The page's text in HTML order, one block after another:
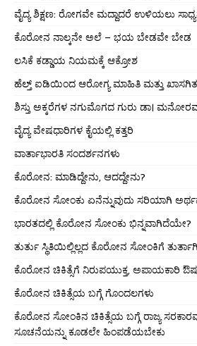
ವೈದ್ಯ ಶಿಕ್ಷಣ: ರೋಗವೇ ಮದ್ದಾದರೆ ಉಳಿಯಲು
ಕೊರೋನ ನಾಲ್ಕನೇ ಅಲೆ – ಭಯ ಬೇಡವೇ ಬೇಡ
ಲಸಿಕೆ ಕಡ್ಡಾಯ ನಿಯಮಕ್ಕೆ ಆಕ್ರೋಶ
ಹೆಲ್ತ್ ಐಡಿಯಿಂದ ಆರೋಗ್ಯ ಮಾಹಿತಿ ಮತ್ತು
ಶಿಸ್ತು ಅಕ್ಕರೆಗಳ ನಗುಮೊಗದ ಗುರು ಡಾ।
ವೈದ್ಯ ವೇಷಧಾರಿಗಳ ಕೈಯಲ್ಲಿ ಕತ್ತರಿ
ವಾರ್ತಾಭಾರತಿ ಸಂದರ್ಶನಗಳು
ಕೊರೋನ: ಮಾಡಿದ್ದೇನು, ಆದದ್ದೇನು?
ಕೊರೋನ ಸೋಂಕು ಏನೆನ್ನುವುದು ಸರಿಯಾಗಿ
ಭಾರತದಲ್ಲಿ ಕೊರೋನ ಸೋಂಕು ಭಿನ್ನವಾಗಿದೆಯೇ?
ತುರ್ತು ಸ್ಥಿತಿಯಿಲ್ಲಿಲ್ಲದ ಕೊರೋನ ಸೋಂಕಿಗೆ
ಕೊರೋನ ಚಿಕಿತ್ಸೆಗೆ ನಿರುಪಯುಕ್ತ, ಅಪಾಯಕಾರಿ
ಕೊರೋನ ಚಿಕಿತ್ಸೆಯ ಬಗ್ಗೆ ಗೊಂದಲಗಳು
ಕೊರೋನ ಸೋಂಕಿನ ಚಿಕಿತ್ಸೆಯ ಬಗ್ಗೆ ರಾಜ್ಯ
ಸೂಚನೆಯನ್ನು ಕೂಡಲೇ ಹಿಂಪಡೆಯಬೇಕು